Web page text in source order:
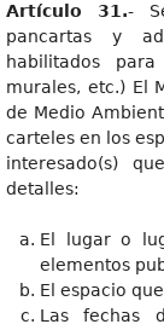
Artículo 31.-
pancartas y
habilitados
murales, etc.) El
de Medio
carteles en los
interesado(s)
detalles:
El lugar o
elementos
El espacio
Las fechas